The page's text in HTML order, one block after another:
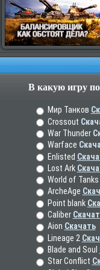
пользователей
В какую игру
Мир Танков
Crossout
War Thunder
Warface
Enlisted
Lost Ark
World of Tanks
ArcheAge
Point blank
Caliber
Aion Скачать
Lineage 2
Blade and Soul
Star Conflict